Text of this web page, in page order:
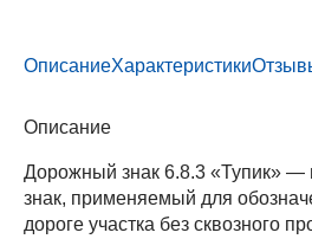
ОписаниеХарактеристики
Описание
Дорожный знак 6.8.3 «Тупик»
знак, применяемый для
дороге участка без сквозного